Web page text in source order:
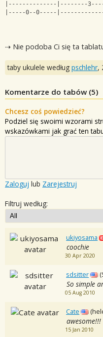
|--------------|--------
|-----0--0-----
⇢ Nie podoba Ci się ta
taby ukulele według pschlehr,
Komentarze do tabów (5)
Chcesz coś powiedzieć?
Podziel się swoimi wzorami
wskazówkami jak grać ten
Zaloguj lub Zarejestruj
Filtruj według:
ukiyosama
coochie
30 Apr 2020
sdsitter
So simple
05 Aug 2010
Cate
awesome!!!
15 Jan 2010